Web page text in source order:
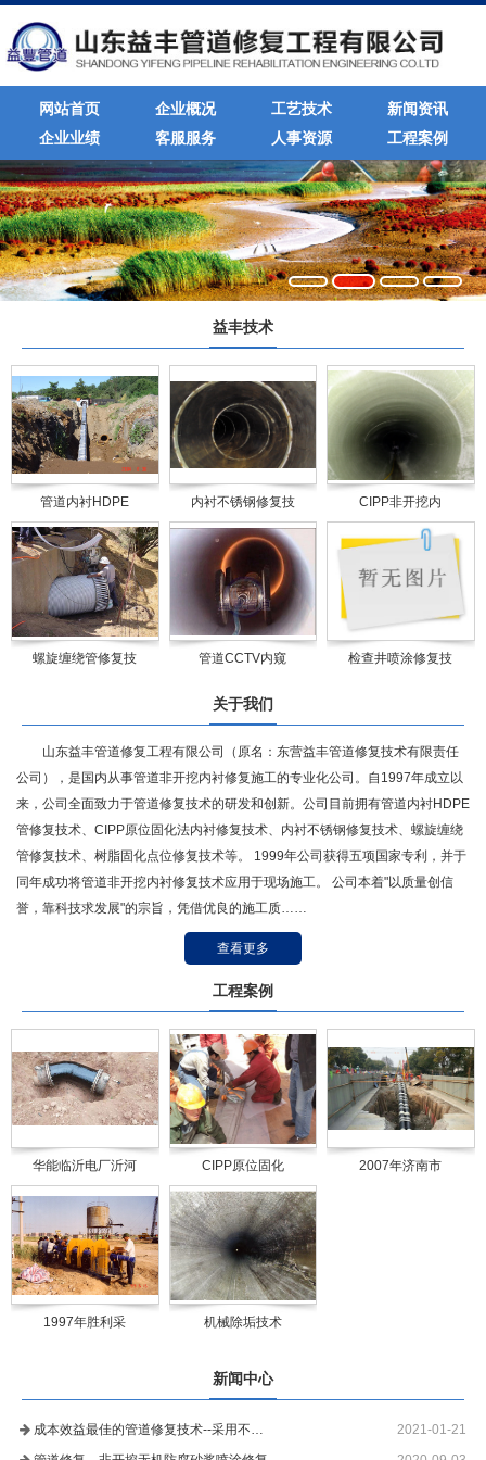
网站首页 企业概况 工艺技术
新闻资讯
企业业绩
客服服务 人事资源 工程案例
益丰技术
管道内衬HDPE 内衬不锈钢修复技 CIPP非开挖内
螺旋缠绕管修复技 管道CCTV内窥 检查井喷涂修复技
关于我们
山东益丰管道修复工程有限公司（原名：东营益丰管道修复技术有限责任
公司），是国内从事管道非开挖内衬修复施工的专业化公司。自1997年成立以
来，公司全面致力于管道修复技术的研发和创新。公司目前拥有管道内衬HDPE
管修复技术、CIPP原位固化法内衬修复技术、内衬不锈钢修复技术、螺旋缠绕
管修复技术、树脂固化点位修复技术等。 1999年公司获得五项国家专利，并于
同年成功将管道非开挖内衬修复技术应用于现场施工。 公司本着"以质量创信
誉，靠科技求发展"的宗旨，凭借优良的施工质……
查看更多
工程案例
华能临沂电厂沂河 CIPP原位固化 2007年济南市
1997年胜利采 机械除垢技术
新闻中心
成本效益最佳的管道修复技术--采用不…
2021-01-21